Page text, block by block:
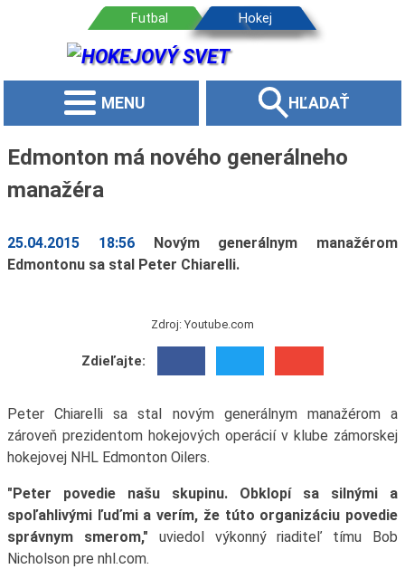
MENU HĽADAŤ
Edmonton má nového generálneho
manažéra
25.04.2015 18:56
Novým generálnym manažérom
Edmontonu sa stal Peter Chiarelli.
Zdroj: Youtube.com
Zdieľajte:
Peter Chiarelli sa stal novým generálnym manažérom a
zároveň prezidentom hokejových operácií v klube zámorskej
hokejovej NHL Edmonton Oilers.
"Peter povedie našu skupinu. Obklopí sa silnými a
spoľahlivými ľuďmi a verím, že túto organizáciu povedie
správnym smerom," uviedol výkonný riaditeľ tímu Bob
Nicholson pre nhl.com.